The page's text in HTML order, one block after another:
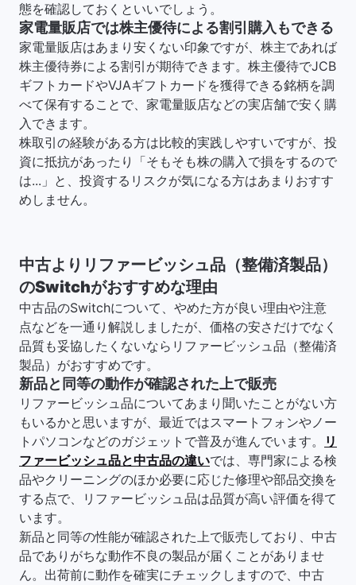
態を確認しておくといいでしょう。
家電量販店では株主優待による割引購入もできる
家電量販店はあまり安くない印象ですが、株主であれば
株主優待券による割引が期待できます。株主優待でJCB
ギフトカードやVJAギフトカードを獲得できる銘柄を調
べて保有することで、家電量販店などの実店舗で安く購
入できます。
株取引の経験がある方は比較的実践しやすいですが、投
資に抵抗があったり「そもそも株の購入で損をするので
は...」と、投資するリスクが気になる方はあまりおすす
めしません。
中古よりリファービッシュ品（整備済製品）
のSwitchがおすすめな理由
中古品のSwitchについて、やめた方が良い理由や注意
点などを一通り解説しましたが、価格の安さだけでなく
品質も妥協したくないならリファービッシュ品（整備済
製品）がおすすめです。
新品と同等の動作が確認された上で販売
リファービッシュ品についてあまり聞いたことがない方
もいるかと思いますが、最近ではスマートフォンやノー
トパソコンなどのガジェットで普及が進んでいます。
リ
ファービッシュ品と中古品の違いでは、専門家による検
品やクリーニングのほか必要に応じた修理や部品交換を
する点で、リファービッシュ品は品質が高い評価を得て
います。
新品と同等の性能が確認された上で販売しており、中古
品でありがちな動作不良の製品が届くことがありませ
ん。出荷前に動作を確実にチェックしますので、中古